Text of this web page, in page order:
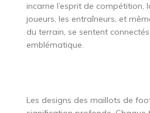
incarne l’esprit de compétition,
joueurs, les entraîneurs, et
du terrain, se sentent
emblématique.
Les designs des maillots de